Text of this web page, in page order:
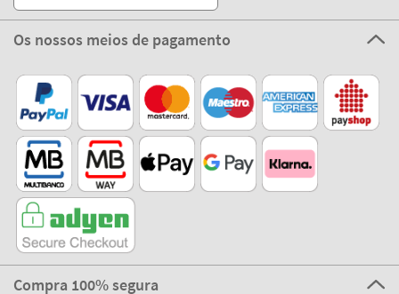
Os nossos meios de pagamento
Compra 100% segura